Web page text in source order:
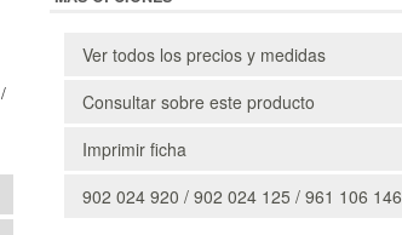
Ver todos los precios y medidas
Consultar sobre este producto
Imprimir ficha
902 024 920 / 902 024 125 / 961 106 146